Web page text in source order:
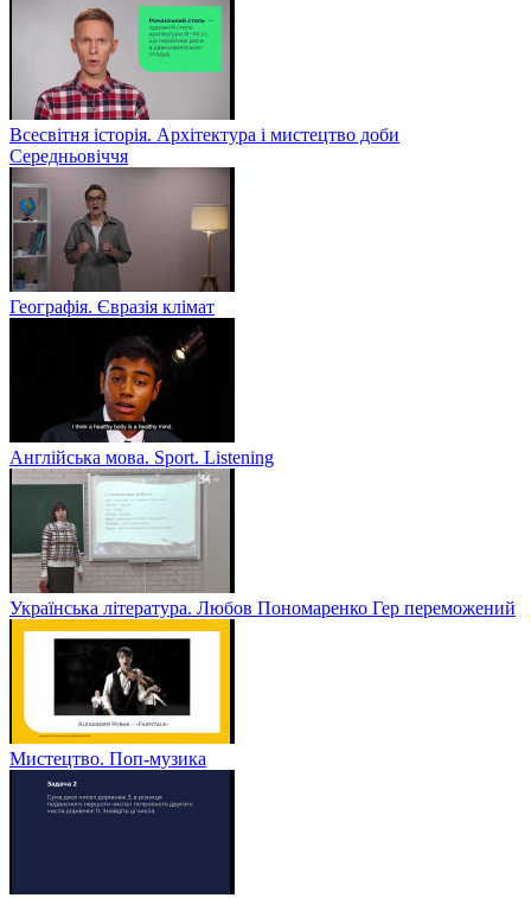
Всесвітня історія. Архітектура і мистецтво доби
Середньовіччя
Географія. Євразія клімат
Англійська мова. Sport. Listening
Українська література. Любов Пономаренко Гер переможений
Мистецтво. Поп-музика